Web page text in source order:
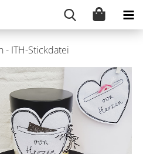
- ITH-Stickdatei